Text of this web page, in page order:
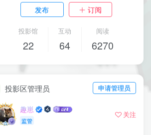
发布 订阅
投影馆
22
互动
64
阅读
6270
投影区管理员 申请管理员
趣崽
监管
关注